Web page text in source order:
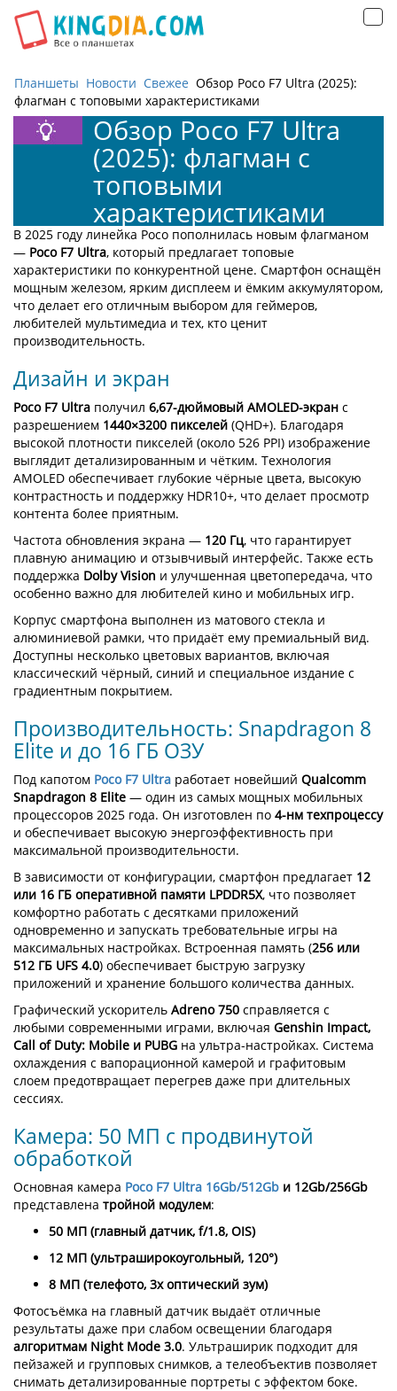
Планшеты Новости Свежее Обзор Poco F7 Ultra (2025):
флагман с топовыми характеристиками
Обзор Poco F7 Ultra
(2025): флагман с
топовыми
характеристиками
В 2025 году линейка Poco пополнилась новым флагманом
— Poco F7 Ultra, который предлагает топовые
характеристики по конкурентной цене. Смартфон оснащён
мощным железом, ярким дисплеем и ёмким аккумулятором,
что делает его отличным выбором для геймеров,
любителей мультимедиа и тех, кто ценит
производительность.
Дизайн и экран
Poco F7 Ultra получил 6,67-дюймовый AMOLED-экран с
разрешением 1440×3200 пикселей (QHD+). Благодаря
высокой плотности пикселей (около 526 PPI) изображение
выглядит детализированным и чётким. Технология
AMOLED обеспечивает глубокие чёрные цвета, высокую
контрастность и поддержку HDR10+, что делает просмотр
контента более приятным.
Частота обновления экрана — 120 Гц, что гарантирует
плавную анимацию и отзывчивый интерфейс. Также есть
поддержка Dolby Vision и улучшенная цветопередача, что
особенно важно для любителей кино и мобильных игр.
Корпус смартфона выполнен из матового стекла и
алюминиевой рамки, что придаёт ему премиальный вид.
Доступны несколько цветовых вариантов, включая
классический чёрный, синий и специальное издание с
градиентным покрытием.
Производительность: Snapdragon 8
Elite и до 16 ГБ ОЗУ
Под капотом Poco F7 Ultra работает новейший Qualcomm
Snapdragon 8 Elite — один из самых мощных мобильных
процессоров 2025 года. Он изготовлен по 4-нм техпроцессу
и обеспечивает высокую энергоэффективность при
максимальной производительности.
В зависимости от конфигурации, смартфон предлагает 12
или 16 ГБ оперативной памяти LPDDR5X, что позволяет
комфортно работать с десятками приложений
одновременно и запускать требовательные игры на
максимальных настройках. Встроенная память (256 или
512 ГБ UFS 4.0) обеспечивает быструю загрузку
приложений и хранение большого количества данных.
Графический ускоритель Adreno 750 справляется с
любыми современными играми, включая Genshin Impact,
Call of Duty: Mobile и PUBG на ультра-настройках. Система
охлаждения с вапорационной камерой и графитовым
слоем предотвращает перегрев даже при длительных
сессиях.
Камера: 50 МП с продвинутой
обработкой
Основная камера Poco F7 Ultra 16Gb/512Gb и 12Gb/256Gb
представлена тройной модулем:
50 МП (главный датчик, f/1.8, OIS)
12 МП (ультраширокоугольный, 120°)
8 МП (телефото, 3x оптический зум)
Фотосъёмка на главный датчик выдаёт отличные
результаты даже при слабом освещении благодаря
алгоритмам Night Mode 3.0. Ультраширик подходит для
пейзажей и групповых снимков, а телеобъектив позволяет
снимать детализированные портреты с эффектом боке.